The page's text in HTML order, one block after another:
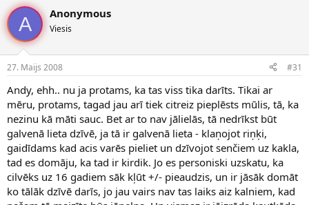
A Anonymous
Viesis
27. Maijs 2008 #31
Andy, ehh.. nu ja protams, ka tas viss tika darīts. Tikai ar
mēru, protams, tagad jau arī tiek citreiz pieplēsts mūlis, tā, ka
nezinu kā māti sauc. Bet ar to nav jālielās, tā nedrīkst būt
galvenā lieta dzīvē, ja tā ir galvenā lieta - klaņojot riņķi,
gaidīdams kad acis varēs pieliet un dzīvojot senčiem uz kakla,
tad es domāju, ka tad ir kirdik. Jo es personiski uzskatu, ka
cilvēks uz 16 gadiem sāk kļūt +/- pieaudzis, un ir jāsāk domāt
ko tālāk dzīvē darīs, jo jau vairs nav tas laiks aiz kalniem, kad